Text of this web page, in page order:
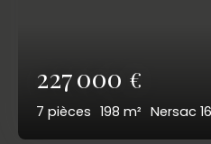
227 000 €
7 pièces 198 m² Nersac